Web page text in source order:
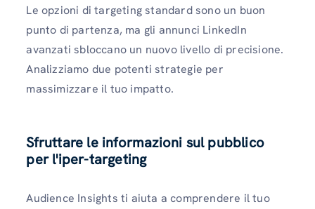
Le opzioni di targeting standard sono un buon
punto di partenza, ma gli annunci LinkedIn
avanzati sbloccano un nuovo livello di precisione.
Analizziamo due potenti strategie per
massimizzare il tuo impatto.
Sfruttare le informazioni sul pubblico
per l'iper-targeting
Audience Insights ti aiuta a comprendere il tuo